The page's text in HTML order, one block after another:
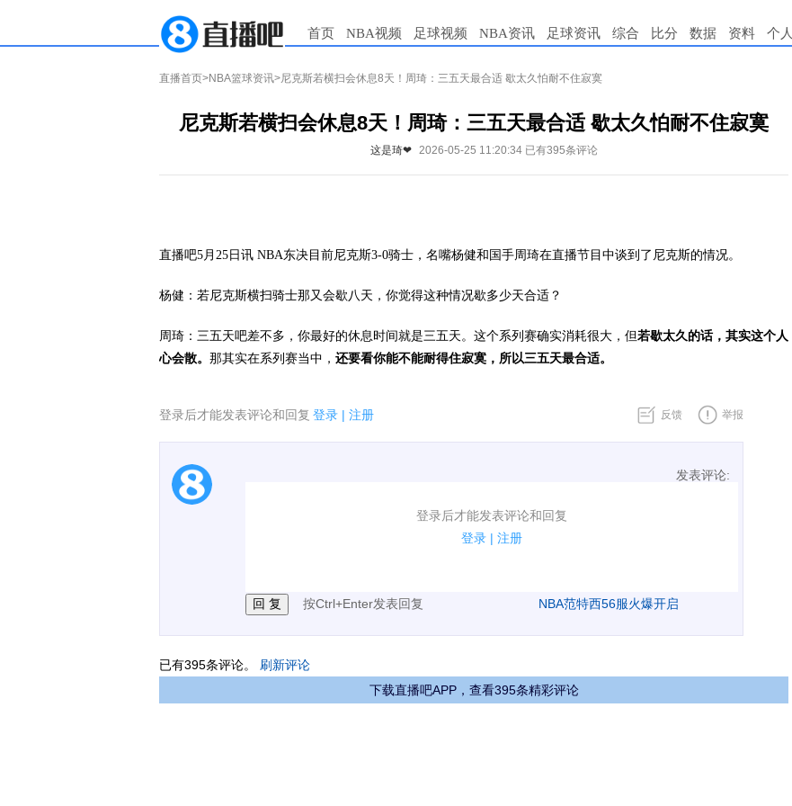
首页 NBA视频 足球视频 NBA资讯 足球资讯 综合 比分 数据 资料 个人
直播首页>NBA篮球资讯>尼克斯若横扫会休息8天！周琦：三五天最合适 歇太久怕耐不住寂寞
尼克斯若横扫会休息8天！周琦：三五天最合适 歇太久怕耐不住寂寞
这是琦❤ 2026-05-25 11:20:34 已有395条评论
直播吧5月25日讯 NBA东决目前尼克斯3-0骑士，名嘴杨健和国手周琦在直播节目中谈到了尼克斯的情况。
杨健：若尼克斯横扫骑士那又会歇八天，你觉得这种情况歇多少天合适？
周琦：三五天吧差不多，你最好的休息时间就是三五天。这个系列赛确实消耗很大，但若歇太久的话，其实这个人
心会散。 那其实在系列赛当中， 还要看你能不能耐得住寂寞，所以三五天最合适。
登录后才能发表评论和回复 登录 | 注册 反馈 举报
发表评论:
登录后才能发表评论和回复
登录 | 注册
1.电脑端新用户可以发表评论了！
按Ctrl+Enter发表回复 NBA范特西56服火爆开启
已有395条评论。 刷新评论
下载直播吧APP，查看395条精彩评论